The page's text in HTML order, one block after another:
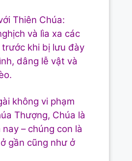
Thiên Chúa:
và lìa xa các
khi bị lưu đày
dâng lễ vật và
không vi phạm
Thượng, Chúa là
– chúng con là
gần cũng như ở